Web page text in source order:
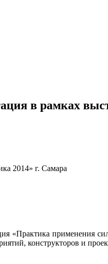
в рамках
2014» г. Самара
«Практика применения
конструкторов и